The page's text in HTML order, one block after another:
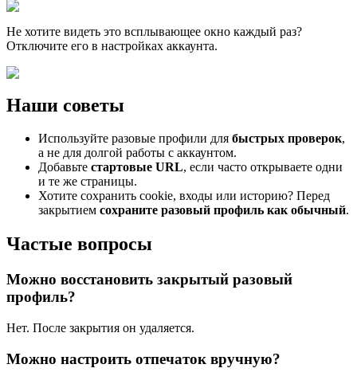
Не хотите видеть это всплывающее окно каждый раз?
Отключите его в настройках аккаунта.
Наши советы
Используйте разовые профили для быстрых проверок,
а не для долгой работы с аккаунтом.
Добавьте стартовые URL, если часто открываете одни
и те же страницы.
Хотите сохранить cookie, входы или историю? Перед
закрытием сохраните разовый профиль как обычный.
Частые вопросы
Можно восстановить закрытый разовый
профиль?
Нет. После закрытия он удаляется.
Можно настроить отпечаток вручную?